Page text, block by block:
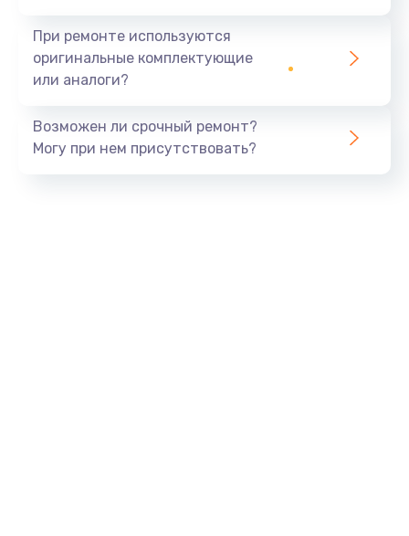
При ремонте используются
оригинальные комплектующие
или аналоги?
Возможен ли срочный ремонт?
Могу при нем присутствовать?